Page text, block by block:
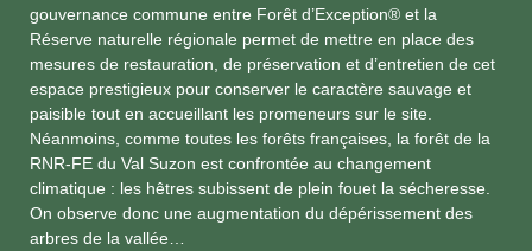
gouvernance commune entre Forêt d’Exception® et la
Réserve naturelle régionale permet de mettre en place des
mesures de restauration, de préservation et d’entretien de cet
espace prestigieux pour conserver le caractère sauvage et
paisible tout en accueillant les promeneurs sur le site.
Néanmoins, comme toutes les forêts françaises, la forêt de la
RNR-FE du Val Suzon est confrontée au changement
climatique : les hêtres subissent de plein fouet la sécheresse.
On observe donc une augmentation du dépérissement des
arbres de la vallée…